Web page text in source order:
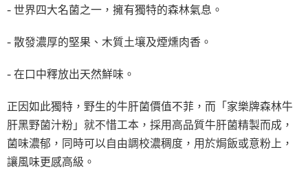
- 世界四大名菌之一，擁有獨特的森林氣息。
- 散發濃厚的堅果、木質土壤及煙燻肉香。
- 在口中釋放出天然鮮味。
正因如此獨特，野生的牛肝菌價值不菲，而「家樂牌森林牛
肝黑野菌汁粉」就不惜工本，採用高品質牛肝菌精製而成，
菌味濃郁，同時可以自由調校濃稠度，用於焗飯或意粉上，
讓風味更感高級。